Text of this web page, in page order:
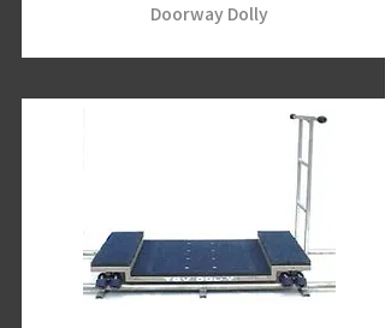
Doorway Dolly